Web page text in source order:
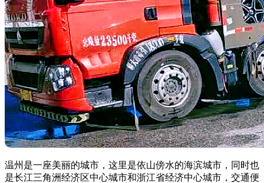
温州是一座美丽的城市，这里是依山傍水的海滨城市，同时也
是长江三角洲经济区中心城市和浙江省经济中心城市，交通便